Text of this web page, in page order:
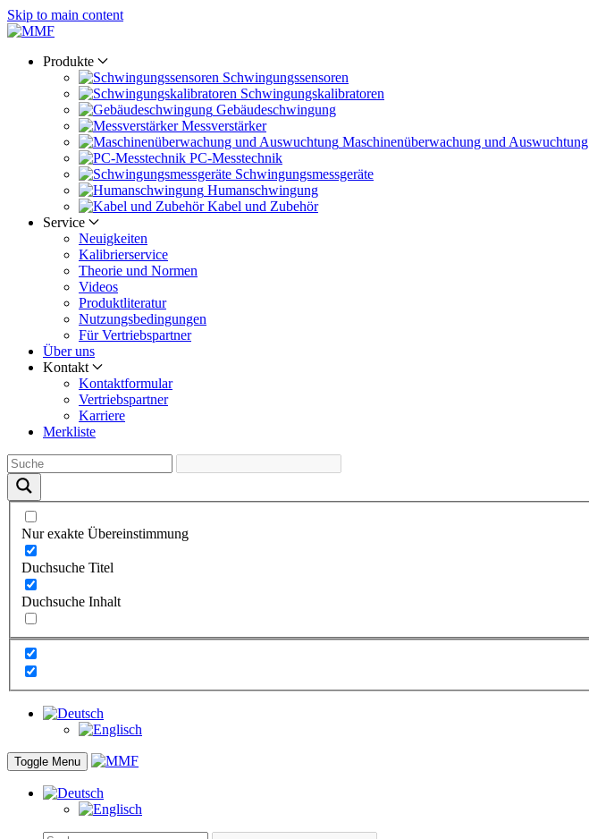
Skip to main content
Produkte
Schwingungs­sensoren
Schwingungs­kalibratoren
Gebäude­schwingung
Messverstärker
Maschinen­überwachung und Auswuchtung
PC-Messtechnik
Schwingungs­messgeräte
Human­schwingung
Kabel und Zubehör
Service
Neuigkeiten
Kalibrier­service
Theorie und Normen
Videos
Produkt­literatur
Nutzungs­bedingungen
Für Vertriebs­partner
Über uns
Kontakt
Kontaktformular
Vertriebs­partner
Karriere
Merkliste
Nur exakte Übereinstimmung
Duchsuche Titel
Duchsuche Inhalt
Toggle Menu